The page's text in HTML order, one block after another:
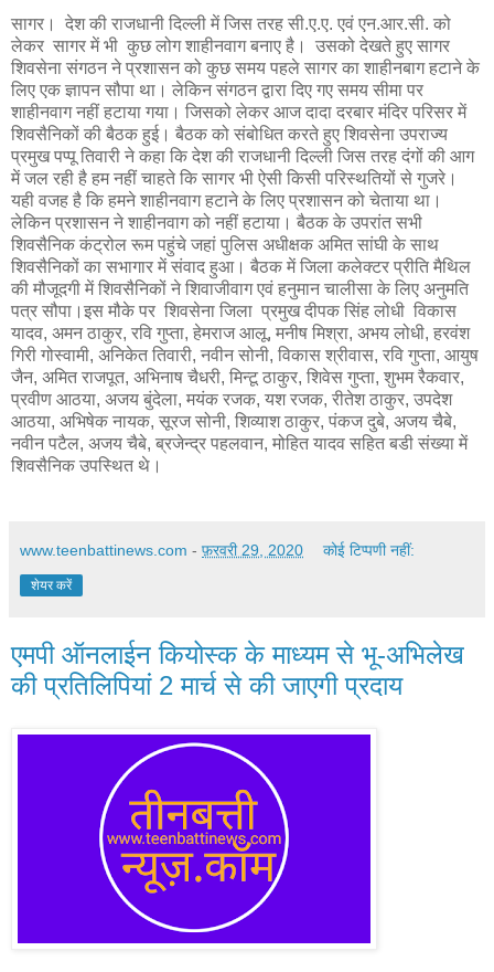
सागर। देश की राजधानी दिल्ली में जिस तरह सी.ए.ए. एवं एन.आर.सी. को
लेकर सागर में भी कुछ लोग शाहीनवाग बनाए है। उसको देखते हुए सागर
शिवसेना संगठन ने प्रशासन को कुछ समय पहले सागर का शाहीनबाग हटाने के
लिए एक ज्ञापन सौपा था। लेकिन संगठन द्वारा दिए गए समय सीमा पर
शाहीनवाग नहीं हटाया गया। जिसको लेकर आज दादा दरबार मंदिर परिसर में
शिवसैनिकों की बैठक हुई। बैठक को संबोधित करते हुए शिवसेना उपराज्य
प्रमुख पप्पू तिवारी ने कहा कि देश की राजधानी दिल्ली जिस तरह दंगों की आग
में जल रही है हम नहीं चाहते कि सागर भी ऐसी किसी परिस्थतियों से गुजरे।
यही वजह है कि हमने शाहीनवाग हटाने के लिए प्रशासन को चेताया था।
लेकिन प्रशासन ने शाहीनवाग को नहीं हटाया। बैठक के उपरांत सभी
शिवसैनिक कंट्रोल रूम पहुंचे जहां पुलिस अधीक्षक अमित सांघी के साथ
शिवसैनिकों का सभागार में संवाद हुआ। बैठक में जिला कलेक्टर प्रीति मैथिल
की मौजूदगी में शिवसैनिकों ने शिवाजीवाग एवं हनुमान चालीसा के लिए अनुमति
पत्र सौपा।इस मौके पर शिवसेना जिला प्रमुख दीपक सिंह लोधी विकास
यादव, अमन ठाकुर, रवि गुप्ता, हेमराज आलू, मनीष मिश्रा, अभय लोधी, हरवंश
गिरी गोस्वामी, अनिकेत तिवारी, नवीन सोनी, विकास श्रीवास, रवि गुप्ता, आयुष
जैन, अमित राजपूत, अभिनाष चैधरी, मिन्टू ठाकुर, शिवेस गुप्ता, शुभम रैकवार,
प्रवीण आठया, अजय बुंदेला, मयंक रजक, यश रजक, रीतेश ठाकुर, उपदेश
आठया, अभिषेक नायक, सूरज सोनी, शिव्याश ठाकुर, पंकज दुबे, अजय चैबे,
नवीन पटैल, अजय चैबे, ब्रजेन्द्र पहलवान, मोहित यादव सहित बडी संख्या में
शिवसैनिक उपस्थित थे।
www.teenbattinews.com - फ़रवरी 29, 2020 कोई टिप्पणी नहीं:
शेयर करें
एमपी ऑनलाईन कियोस्क के माध्यम से भू-अभिलेख
की प्रतिलिपियां 2 मार्च से की जाएगी प्रदाय